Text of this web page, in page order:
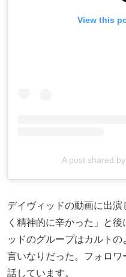
View this
A post shared
デイヴィッドの動画に出
く精神的に辛かった」と
ッドのグループはカルト
言いなりだった。フォロ
話しています。